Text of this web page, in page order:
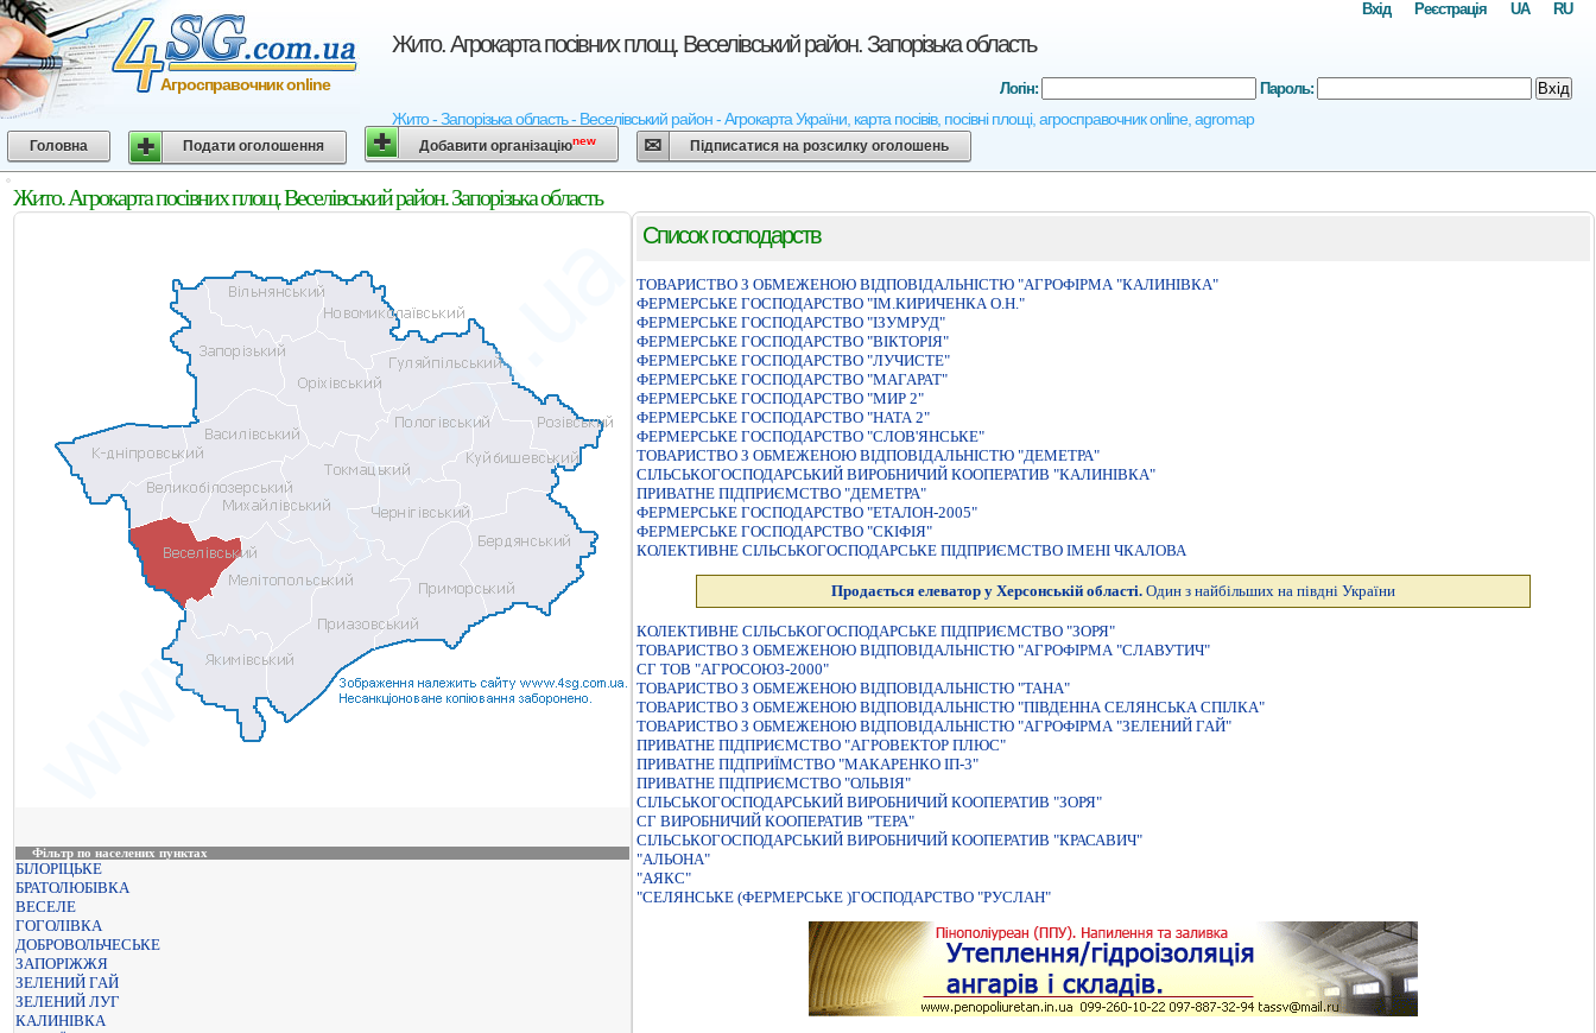
Жито. Агрокарта посівних площ. Веселівський район. Запорізька область
Жито - Запорізька область - Веселівський район - Агрокарта України, карта посівів, посівні площі, агросправочник online, agromap
Агросправочник online
RU
UA
Реєстрація
Вхід
Логін: Пароль: Вхід
Головна Подати оголошення Добавити організаціюnew Підписатися на розсилку оголошень
Жито. Агрокарта посівних площ. Веселівський район. Запорізька область
Фільтр по населених пунктах
БІЛОРІЦЬКЕ
БРАТОЛЮБІВКА
ВЕСЕЛЕ
ГОГОЛІВКА
ДОБРОВОЛЬЧЕСЬКЕ
ЗАПОРІЖЖЯ
ЗЕЛЕНИЙ ГАЙ
ЗЕЛЕНИЙ ЛУГ
КАЛИНІВКА
Список господарств
ТОВАРИСТВО З ОБМЕЖЕНОЮ ВІДПОВІДАЛЬНІСТЮ "АГРОФІРМА "КАЛИНІВКА"
ФЕРМЕРСЬКЕ ГОСПОДАРСТВО "IМ.КИРИЧЕНКА О.Н."
ФЕРМЕРСЬКЕ ГОСПОДАРСТВО "ІЗУМРУД"
ФЕРМЕРСЬКЕ ГОСПОДАРСТВО "ВIКТОРIЯ"
ФЕРМЕРСЬКЕ ГОСПОДАРСТВО "ЛУЧИСТЕ"
ФЕРМЕРСЬКЕ ГОСПОДАРСТВО "МАГАРАТ"
ФЕРМЕРСЬКЕ ГОСПОДАРСТВО "МИР 2"
ФЕРМЕРСЬКЕ ГОСПОДАРСТВО "НАТА 2"
ФЕРМЕРСЬКЕ ГОСПОДАРСТВО "СЛОВ'ЯНСЬКЕ"
ТОВАРИСТВО З ОБМЕЖЕНОЮ ВIДПОВIДАЛЬНIСТЮ "ДЕМЕТРА"
СIЛЬСЬКОГОСПОДАРСЬКИЙ ВИРОБНИЧИЙ КООПЕРАТИВ "КАЛИНIВКА"
ПРИВАТНЕ ПIДПРИЄМСТВО "ДЕМЕТРА"
ФЕРМЕРСЬКЕ ГОСПОДАРСТВО "ЕТАЛОН-2005"
ФЕРМЕРСЬКЕ ГОСПОДАРСТВО "СКIФIЯ"
КОЛЕКТИВНЕ СІЛЬСЬКОГОСПОДАРСЬКЕ ПІДПРИЄМСТВО ІМЕНІ ЧКАЛОВА
Продається елеватор у Херсонській області. Один з найбільших на півдні України
КОЛЕКТИВНЕ СІЛЬСЬКОГОСПОДАРСЬКЕ ПІДПРИЄМСТВО "ЗОРЯ"
ТОВАРИСТВО З ОБМЕЖЕНОЮ ВIДПОВIДАЛЬНIСТЮ "АГРОФIРМА "СЛАВУТИЧ"
СГ ТОВ "АГРОСОЮЗ-2000"
ТОВАРИСТВО З ОБМЕЖЕНОЮ ВІДПОВІДАЛЬНІСТЮ "ТАНА"
ТОВАРИСТВО З ОБМЕЖЕНОЮ ВIДПОВIДАЛЬНIСТЮ "ПIВДЕННА СЕЛЯНСЬКА СПIЛКА"
ТОВАРИСТВО З ОБМЕЖЕНОЮ ВІДПОВІДАЛЬНІСТЮ "АГРОФІРМА "ЗЕЛЕНИЙ ГАЙ"
ПРИВАТНЕ ПIДПРИЄМСТВО "АГРОВЕКТОР ПЛЮС"
ПРИВАТНЕ ПIДПРИЇМСТВО "МАКАРЕНКО IП-3"
ПРИВАТНЕ ПIДПРИЄМСТВО "ОЛЬВIЯ"
СІЛЬСЬКОГОСПОДАРСЬКИЙ ВИРОБНИЧИЙ КООПЕРАТИВ "ЗОРЯ"
СГ ВИРОБНИЧИЙ КООПЕРАТИВ "ТЕРА"
СІЛЬСЬКОГОСПОДАРСЬКИЙ ВИРОБНИЧИЙ КООПЕРАТИВ "КРАСАВИЧ"
"АЛЬОНА"
"АЯКС"
"СЕЛЯНСЬКЕ (ФЕРМЕРСЬКЕ )ГОСПОДАРСТВО "РУСЛАН"